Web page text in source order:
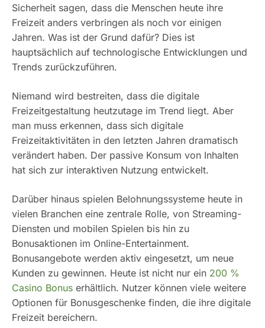
Sicherheit sagen, dass die Menschen heute ihre
Freizeit anders verbringen als noch vor einigen
Jahren. Was ist der Grund dafür? Dies ist
hauptsächlich auf technologische Entwicklungen und
Trends zurückzuführen.
Niemand wird bestreiten, dass die digitale
Freizeitgestaltung heutzutage im Trend liegt. Aber
man muss erkennen, dass sich digitale
Freizeitaktivitäten in den letzten Jahren dramatisch
verändert haben. Der passive Konsum von Inhalten
hat sich zur interaktiven Nutzung entwickelt.
Darüber hinaus spielen Belohnungssysteme heute in
vielen Branchen eine zentrale Rolle, von Streaming-
Diensten und mobilen Spielen bis hin zu
Bonusaktionen im Online-Entertainment.
Bonusangebote werden aktiv eingesetzt, um neue
Kunden zu gewinnen. Heute ist nicht nur ein 200 %
Casino Bonus erhältlich. Nutzer können viele weitere
Optionen für Bonusgeschenke finden, die ihre digitale
Freizeit bereichern.